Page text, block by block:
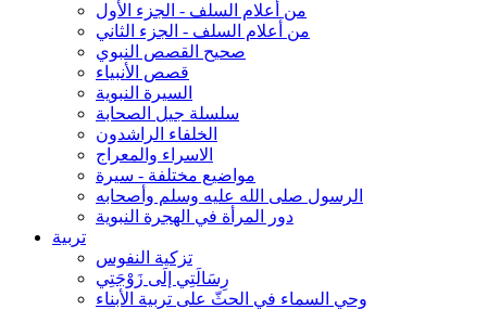
من أعلام السلف - الجزء الأول
من أعلام السلف - الجزء الثاني
صحيح القصص النبوي
قصص الأنبياء
السيرة النبوية
سلسلة جيل الصحابة
الخلفاء الراشدون
الاسراء والمعراج
مواضيع مختلفة - سيرة
الرسول صلى الله عليه وسلم وأصحابه
دور المرأة في الهجرة النبوية
تربية
تزكية النفوس
رِسَالَتِي إلَى زَوْجَتِي
وحي السماء في الحثّ على تربية الأبناء